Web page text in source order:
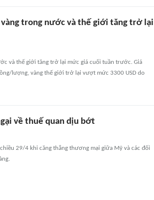
trong nước và thế giới tăng trở lại
và thế giới tăng trở lại mức giá cuối tuần trước. Giá
lượng, vàng thế giới trở lại vượt mức 3300 USD do
về thuế quan dịu bớt
29/4 khi căng thẳng thương mại giữa Mỹ và các đối